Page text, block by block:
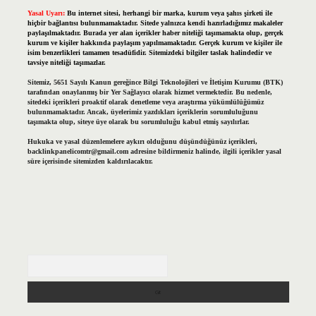
Yasal Uyarı: Bu internet sitesi, herhangi bir marka, kurum veya şahıs şirketi ile
hiçbir bağlantısı bulunmamaktadır. Sitede yalnızca kendi hazırladığımız makaleler
paylaşılmaktadır. Burada yer alan içerikler haber niteliği taşımamakta olup, gerçek
kurum ve kişiler hakkında paylaşım yapılmamaktadır. Gerçek kurum ve kişiler ile
isim benzerlikleri tamamen tesadüfidir. Sitemizdeki bilgiler taslak halindedir ve
tavsiye niteliği taşımazlar.
Sitemiz, 5651 Sayılı Kanun gereğince Bilgi Teknolojileri ve İletişim Kurumu (BTK)
tarafından onaylanmış bir Yer Sağlayıcı olarak hizmet vermektedir. Bu nedenle,
sitedeki içerikleri proaktif olarak denetleme veya araştırma yükümlülüğümüz
bulunmamaktadır. Ancak, üyelerimiz yazdıkları içeriklerin sorumluluğunu
taşımakta olup, siteye üye olarak bu sorumluluğu kabul etmiş sayılırlar.
Hukuka ve yasal düzenlemelere aykırı olduğunu düşündüğünüz içerikleri,
backlinkpanelicomtr@gmail.comadresine bildirmeniz halinde, ilgili içerikler yasal
süre içerisinde sitemizden kaldırılacaktır.